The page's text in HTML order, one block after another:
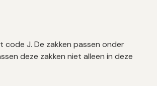
J. De zakken passen onder
deze zakken niet alleen in deze